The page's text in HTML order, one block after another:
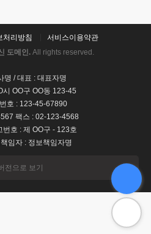
처리방침
서비스이용약관
도메인. All rights reserved.
명 / 대표 : 대표자명
시 OO구 OO동 123-45
호 : 123-45-67890
팩스 : 02-123-4568
번호 : 제 OO구 - 123호
임자 : 정보책임자명
전으로 보기